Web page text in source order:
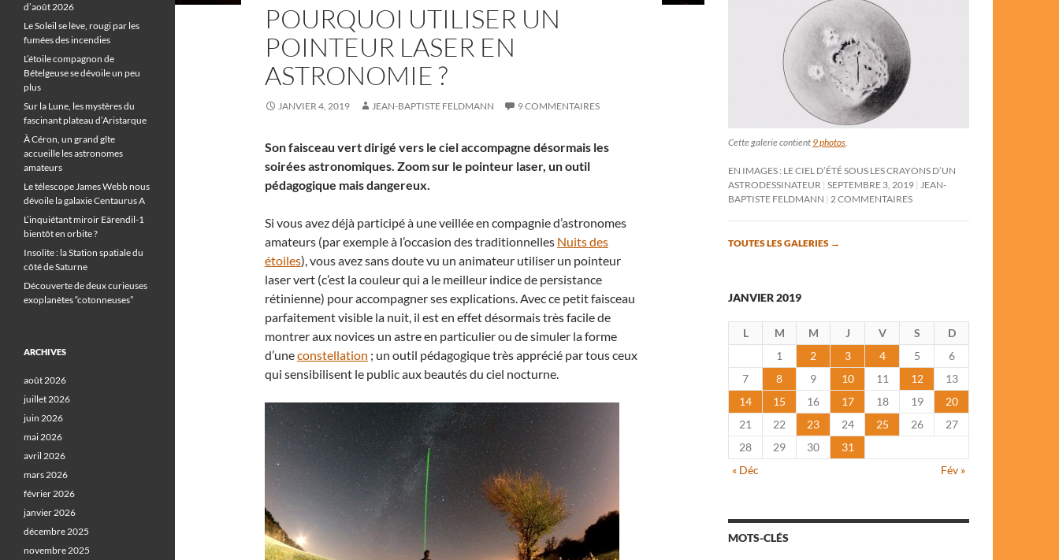
POURQUOI UTILISER UN
POINTEUR LASER EN
ASTRONOMIE ?
JANVIER 4, 2019 JEAN-BAPTISTE FELDMANN 9 COMMENTAIRES
Son faisceau vert dirigé vers le ciel accompagne désormais les
soirées astronomiques. Zoom sur le pointeur laser, un outil
pédagogique mais dangereux.
Si vous avez déjà participé à une veillée en compagnie d’astronomes
amateurs (par exemple à l’occasion des traditionnelles Nuits des
étoiles), vous avez sans doute vu un animateur utiliser un pointeur
laser vert (c’est la couleur qui a le meilleur indice de persistance
rétinienne) pour accompagner ses explications. Avec ce petit faisceau
parfaitement visible la nuit, il est en effet désormais très facile de
montrer aux novices un astre en particulier ou de simuler la forme
d’uneconstellation ; un outil pédagogique très apprécié par tous ceux
qui sensibilisent le public aux beautés du ciel nocturne.
Cette galerie contient 9 photos
EN IMAGES : LE CIEL D’ÉTÉ SOUS LES CRAYONS D’UN
ASTRODESSINATEUR SEPTEMBRE 3, 2019
JEAN-
BAPTISTE FELDMANN
2 COMMENTAIRES
TOUTES LES GALERIES →
JANVIER 2019
L M M J V S
D
1
2 3 4 5
6
7
8 9 10 11 12
13
14
15 16 17 18 19
20
21
22 23 24 25 26
27
28
29 30
31
« Déc
Fév »
MOTS-CLÉS
d’août 2026
Le Soleil se lève, rougi par les
fumées des incendies
L’étoile compagnon de
Bételgeuse se dévoile un peu
plus
Sur la Lune, les mystères du
fascinant plateau d’Aristarque
À Céron, un grand gîte
accueille les astronomes
amateurs
Le télescope James Webb nous
dévoile la galaxie Centaurus A
L’inquiétant miroir Eärendil-1
bientôt en orbite ?
Insolite : la Station spatiale du
côté de Saturne
Découverte de deux curieuses
exoplanètes “cotonneuses”
ARCHIVES
août 2026
juillet 2026
juin 2026
mai 2026
avril 2026
mars 2026
février 2026
janvier 2026
décembre 2025
novembre 2025